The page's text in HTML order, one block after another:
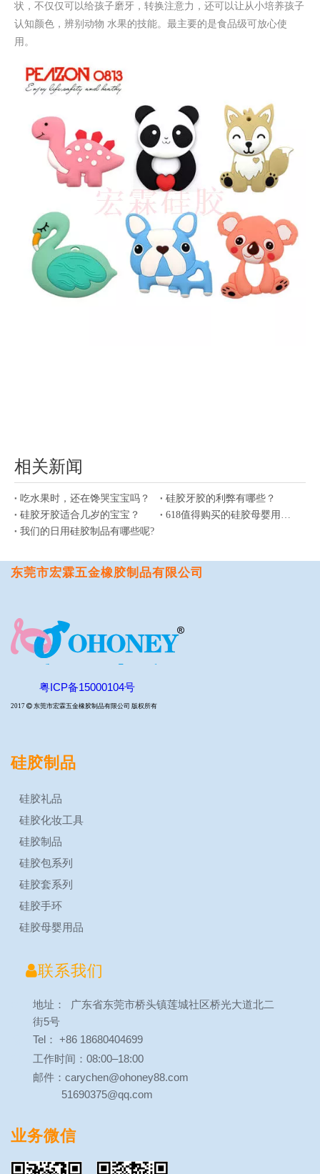
状，不仅仅可以给孩子磨牙，转换注意力，还可以让从小培养孩子
认知颜色，辨别动物 水果的技能。最主要的是食品级可放心使
用。
相关新闻
吃水果时，还在馋哭宝宝吗？
硅胶牙胶的利弊有哪些？
硅胶牙胶适合几岁的宝宝？
618值得购买的硅胶母婴用品有哪些？
我们的日用硅胶制品有哪些呢?
东莞市宏霖五金橡胶制品有限公司
粤ICP备15000104号
2017  东莞市宏霖五金橡胶制品有限公司 版权所有
硅胶制品
硅胶礼品
硅胶化妆工具
硅胶制品
硅胶包系列
硅胶套系列
硅胶手环
硅胶母婴用品
联系我们
地址： 广东省东莞市桥头镇莲城社区桥光大道北二
街5号
Tel： +86 18680404699
工作时间：08:00–18:00
邮件：carychen@ohoney88.com
51690375@qq.com
业务微信